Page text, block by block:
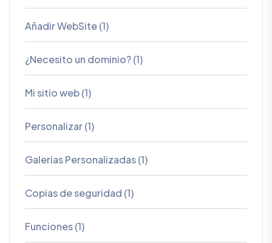
Añadir WebSite (1)
¿Necesito un dominio? (1)
Mi sitio web (1)
Personalizar (1)
Galerias Personalizadas (1)
Copias de seguridad (1)
Funciones (1)